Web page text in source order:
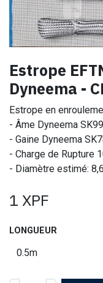
Estrope
Dyneema -
Estrope en
- Âme Dyneema SK99
- Gaine Dyneema
- Charge de Rupture
- Diamètre estimé:
1 XPF
LONGUEUR